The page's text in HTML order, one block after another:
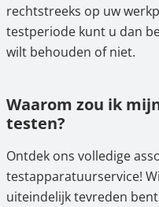
rechtstreeks op uw
testperiode kunt u dan
wilt behouden of niet.
Waarom zou ik
testen?
Ontdek ons volledige
testapparatuurservice!
uiteindelijk tevreden